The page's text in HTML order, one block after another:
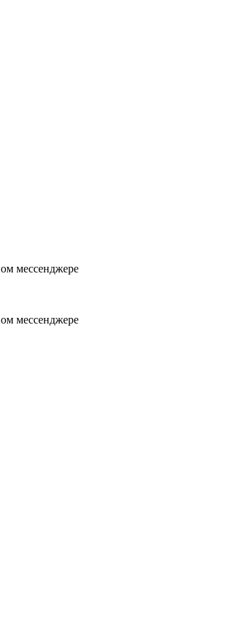
мессенджере
мессенджере